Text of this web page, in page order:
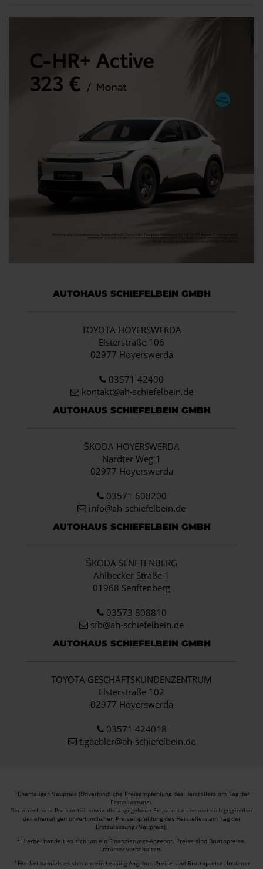
AUTOHAUS SCHIEFELBEIN GMBH
TOYOTA HOYERSWERDA
Elsterstraße 106
02977 Hoyerswerda
03571 42400
kontakt@ah-schiefelbein.de
AUTOHAUS SCHIEFELBEIN GMBH
ŠKODA HOYERSWERDA
Nardter Weg 1
02977 Hoyerswerda
03571 608200
info@ah-schiefelbein.de
AUTOHAUS SCHIEFELBEIN GMBH
ŠKODA SENFTENBERG
Ahlbecker Straße 1
01968 Senftenberg
03573 808810
sfb@ah-schiefelbein.de
AUTOHAUS SCHIEFELBEIN GMBH
TOYOTA GESCHÄFTSKUNDENZENTRUM
Elsterstraße 102
02977 Hoyerswerda
03571 424018
t.gaebler@ah-schiefelbein.de
1 Ehemaliger Neupreis (Unverbindliche Preisempfehlung des Herstellers am Tag der
Erstzulassung).
Der errechnete Preisvorteil sowie die angegebene Ersparnis errechnet sich gegenüber
der ehemaligen unverbindlichen Preisempfehlung des Herstellers am Tag der
Erstzulassung (Neupreis).
2 Hierbei handelt es sich um ein Finanzierungs-Angebot. Preise sind Bruttopreise.
Irrtümer vorbehalten.
3 Hierbei handelt es sich um ein Leasing-Angebot. Preise sind Bruttopreise. Irrtümer